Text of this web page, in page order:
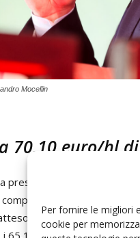
Per fornire le migliori
cookie per
Mocellin
70,10 euro/hl
presenza dei soci
ha raggiunto i
riguardava però la